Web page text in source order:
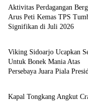
Aktivitas Perdagangan
Arus Peti Kemas TPS
Signifikan di Juli 2026
Berita
Viking Sidoarjo Ucapkan
Untuk Bonek Mania Atas
Persebaya Juara Piala
Berita
Kapal Tongkang Angkut